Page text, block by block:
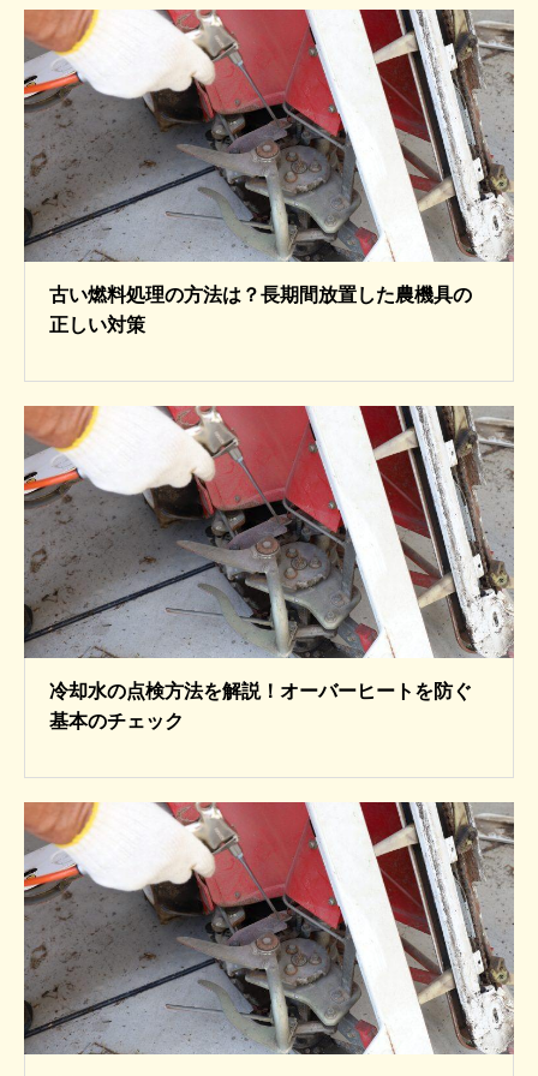
古い燃料処理の方法は？長期間放置した農機具の
正しい対策
冷却水の点検方法を解説！オーバーヒートを防ぐ
基本のチェック